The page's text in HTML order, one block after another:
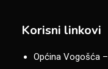
Korisni linkovi
Općina Vogošća